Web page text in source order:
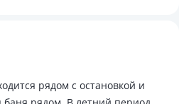
рядом с остановкой и